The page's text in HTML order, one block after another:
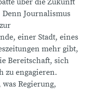
über die Zukunft
Journalismus
einer Stadt, eines
mehr gibt,
Bereitschaft, sich
zu engagieren.
Regierung,